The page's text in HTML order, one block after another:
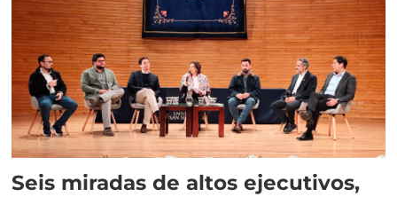
Seis miradas de altos ejecutivos,